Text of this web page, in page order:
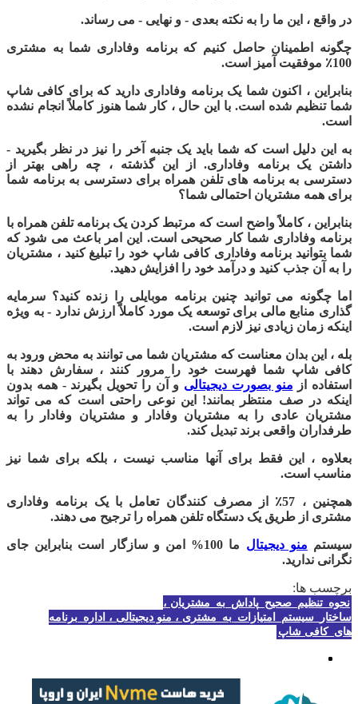
در واقع ، این ما را به نکته بعدی - و نهایی - می رساند.
چگونه اطمینان حاصل کنیم که برنامه وفاداری شما به مشتری
100٪ موفقیت آمیز است.
بنابراین ، اکنون شما یک برنامه وفاداری دارید که برای کافی شاپ
شما تنظیم شده است. با این حال ، کار شما هنوز کاملاً انجام نشده
است.
به این دلیل است که شما باید یک جنبه آخر را نیز در نظر بگیرید -
داشتن یک برنامه وفاداری. از این گذشته ، چه راهی بهتر از
دسترسی به برنامه های تلفن همراه برای دسترسی به برنامه شما
برای همه مشتریان احتمالی شما؟
بنابراین ، کاملاً واضح است که مرتبط کردن یک برنامه تلفن همراه با
برنامه وفاداری شما کار صحیحی است. این امر باعث می شود که
شما بتوانید برنامه وفاداری کافی شاپ خود را تبلیغ کنید ، مشتریان
را به آن جذب کنید و درآمد خود را افزایش دهید.
اما چگونه می توانید چنین برنامه موبایلی را زنده کنید؟ سرمایه
گذاری منابع مالی برای توسعه یک مورد کاملاً ارزش ندارد - به ویژه
اینکه زمان زیادی نیز لازم است.
بله ، این بدان معناست که مشتریان شما می توانند به محض ورود به
کافی شاپ شما فهرست خود را مرور كنند ، سفارش دهند با
استفاده از منو بصورت دیجیتالی و آن را تحویل بگیرند - همه بدون
اینکه در صف منتظر بمانند! این نوعی راحتی است که می تواند
مشتریان عادی را به مشتریان وفادار و مشتریان وفادار را به
طرفداران واقعی برند تبدیل کند.
بعلاوه ، این فقط برای آنها مناسب نیست ، بلکه برای شما نیز
مناسب است.
همچنین ، 57٪ از مصرف کنندگان تعامل با یک برنامه وفاداری
مشتری از طریق یک دستگاه تلفن همراه را ترجیح می دهند.
سیستم منو دیجیتال
ما 100% امن و سازگار است بنابراین جای
نگرانی ندارید.
برچسب ها:
نحوه_تنظیم_صحیح_پاداش_به_مشتریان ،
ساختار_سیستم_امتیازات_به_مشتری ، منو دیجیتالی ، اداره_برنامه
های_کافی شاپ